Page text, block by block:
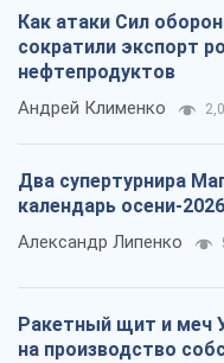
Как атаки Сил
сократили экспорт
нефтепродуктов
Андрей Клименко
Два супертурнира
календарь осени-2026
Александр Липенко
Ракетный щит и меч
на производство